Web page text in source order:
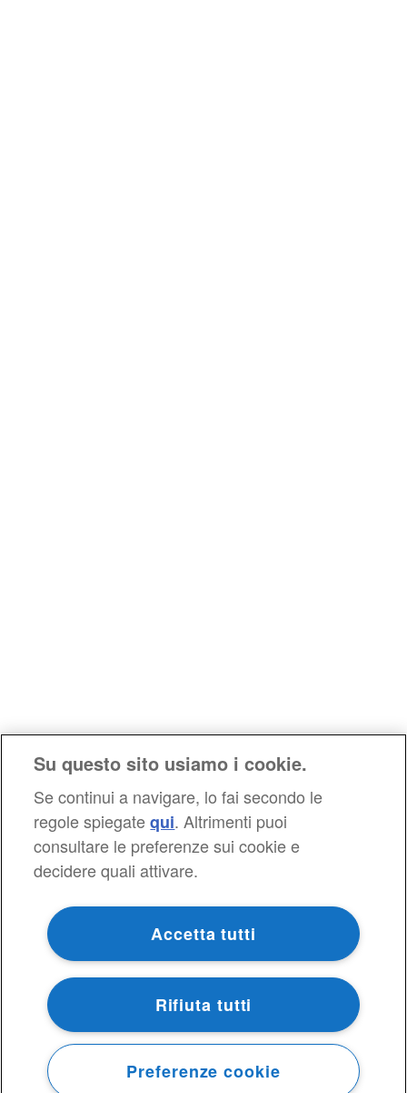
Su questo sito usiamo i cookie.
Se continui a navigare, lo fai secondo le
regole spiegate qui. Altrimenti puoi
consultare le preferenze sui cookie e
decidere quali attivare.
Accetta tutti
Rifiuta tutti
Preferenze cookie